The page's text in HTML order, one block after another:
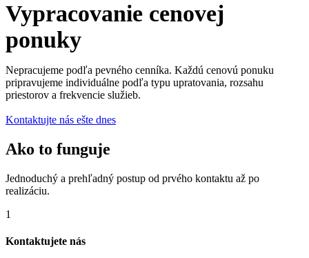
Vypracovanie cenovej
ponuky
Nepracujeme podľa pevného cenníka. Každú cenovú ponuku
pripravujeme individuálne podľa typu upratovania, rozsahu
priestorov a frekvencie služieb.
Kontaktujte nás ešte dnes
Ako to funguje
Jednoduchý a prehľadný postup od prvého kontaktu až po
realizáciu.
1
Kontaktujete nás